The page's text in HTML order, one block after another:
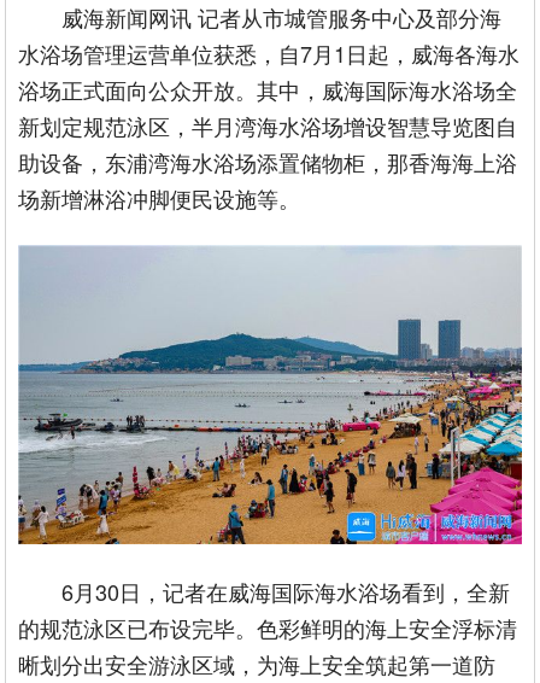
威海新闻网讯 记者从市城管服务中心及部分海
水浴场管理运营单位获悉，自7月1日起，威海各海水
浴场正式面向公众开放。其中，威海国际海水浴场全
新划定规范泳区，半月湾海水浴场增设智慧导览图自
助设备，东浦湾海水浴场添置储物柜，那香海海上浴
场新增淋浴冲脚便民设施等。
6月30日，记者在威海国际海水浴场看到，全新
的规范泳区已布设完毕。色彩鲜明的海上安全浮标清
晰划分出安全游泳区域，为海上安全筑起第一道防